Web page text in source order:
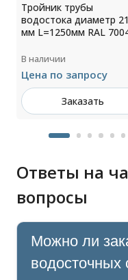
Тройник трубы
водостока диаметр
мм L=1250мм RAL
В наличии
Цена по запросу
Заказать
Ответы на
вопросы
Можно ли
водосточных